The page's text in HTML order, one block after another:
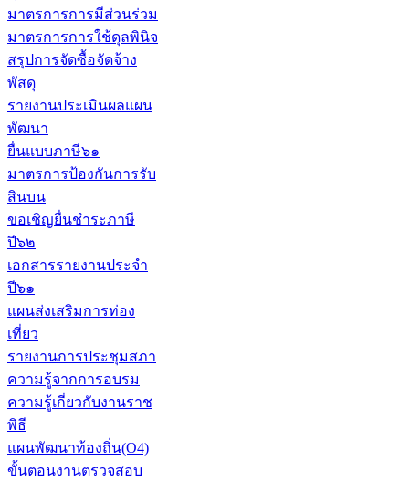
มาตรการการมีส่วนร่วม
มาตรการการใช้ดุลพินิจ
สรุปการจัดซื้อจัดจ้าง
พัสดุ
รายงานประเมินผลแผน
พัฒนา
ยื่นแบบภาษี๖๑
มาตรการป้องกันการรับ
สินบน
ขอเชิญยื่นชำระภาษี
ปี๖๒
เอกสารรายงานประจำ
ปี๖๑
แผนส่งเสริมการท่อง
เที่ยว
รายงานการประชุมสภา
ความรู้จากการอบรม
ความรู้เกี่ยวกับงานราช
พิธี
แผนพัฒนาท้องถิ่น(O4)
ขั้นตอนงานตรวจสอบ